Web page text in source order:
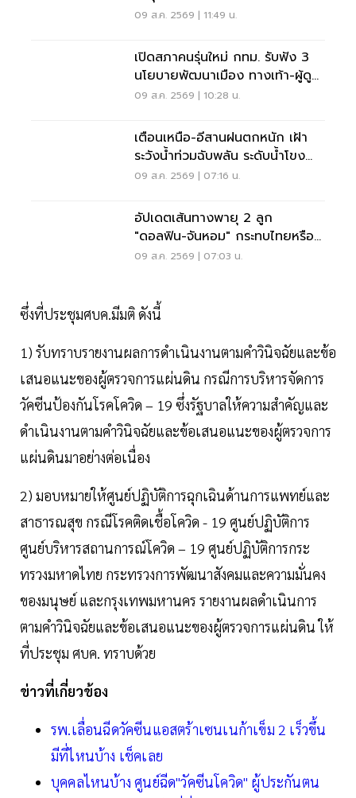
นนทบุรี
09 ส.ค. 2569 | 11:49 น.
เปิดสภาคนรุ่นใหม่ กทม. รับฟัง 3
นโยบายพัฒนาเมือง ทางเท้า-ผู้ดู
แลออทิสติก-จักรยาน
09 ส.ค. 2569 | 10:28 น.
เตือนเหนือ-อีสานฝนตกหนัก เฝ้า
ระวังน้ำท่วมฉับพลัน ระดับน้ำโขง
เพิ่มสูง
09 ส.ค. 2569 | 07:16 น.
อัปเดตเส้นทางพายุ 2 ลูก
"ดอลฟิน-จันหอม" กระทบไทยหรือ
ไม่ เช็กเลย
09 ส.ค. 2569 | 07:03 น.
ซึ่งที่ประชุมศบค.มีมติ ดังนี้
1) รับทราบรายงานผลการดำเนินงานตามคำวินิจฉัยและข้อ
เสนอแนะของผู้ตรวจการแผ่นดิน กรณีการบริหารจัดการ
วัคซีนป้องกันโรคโควิด – 19 ซึ่งรัฐบาลให้ความสำคัญและ
ดำเนินงานตามคำวินิจฉัยและข้อเสนอแนะของผู้ตรวจการ
แผ่นดินมาอย่างต่อเนื่อง
2) มอบหมายให้ศูนย์ปฏิบัติการฉุกเฉินด้านการแพทย์และ
สาธารณสุข กรณีโรคติดเชื้อโควิด - 19 ศูนย์ปฏิบัติการ
ศูนย์บริหารสถานการณ์โควิด – 19 ศูนย์ปฏิบัติการกระ
ทรวงมหาดไทย กระทรวงการพัฒนาสังคมและความมั่นคง
ของมนุษย์ และกรุงเทพมหานคร รายงานผลดำเนินการ
ตามคำวินิจฉัยและข้อเสนอแนะของผู้ตรวจการแผ่นดิน ให้
ที่ประชุม ศบค. ทราบด้วย
ข่าวที่เกี่ยวข้อง
รพ.เลื่อนฉีดวัคซีนแอสตร้าเซนเนก้าเข็ม 2 เร็วขึ้น
มีที่ไหนบ้าง เช็คเลย
บุคคลไหนบ้าง ศูนย์ฉีด"วัคซีนโควิด" ผู้ประกันตน